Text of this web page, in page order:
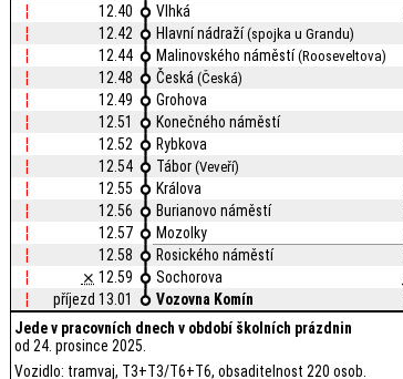
¦
12.40 Vlhká
¦
12.42 Hlavní nádraží(spojka u Grandu)
¦
12.44 Malinovského náměstí(Rooseveltova)
¦
12.48 Česká(Česká)
¦
12.49 Grohova
¦
12.51 Konečného náměstí
¦
12.52 Rybkova
¦
12.54 Tábor(Veveří)
¦
12.55 Králova
¦
12.56 Burianovo náměstí
¦
12.57 Mozolky
¦
12.58 Rosického náměstí
¦
⨯ 12.59 Sochorova
¦
příjezd 13.01 Vozovna Komín
Jede v pracovních dnech v období školních prázdnin
od 24. prosince 2025.
Vozidlo: tramvaj, T3+T3/T6+T6, obsaditelnost 220 osob.